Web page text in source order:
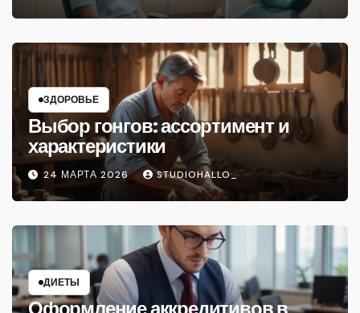
ЗДОРОВЬЕ
Выбор гонгов: ассортимент и
характеристики
24 МАРТА 2026 STUDIOHALLO_
ДИЕТЫ